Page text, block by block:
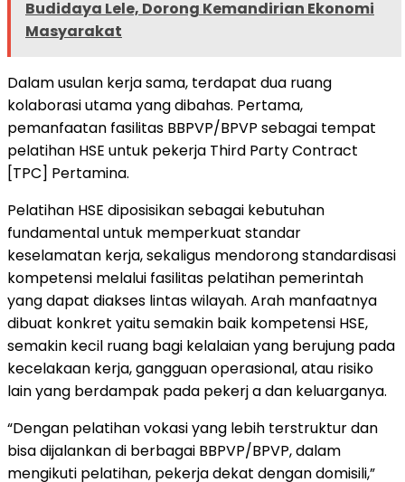
Budidaya Lele, Dorong Kemandirian Ekonomi
Masyarakat
Dalam usulan kerja sama, terdapat dua ruang
kolaborasi utama yang dibahas. Pertama,
pemanfaatan fasilitas BBPVP/BPVP sebagai tempat
pelatihan HSE untuk pekerja Third Party Contract
[TPC] Pertamina.
Pelatihan HSE diposisikan sebagai kebutuhan
fundamental untuk memperkuat standar
keselamatan kerja, sekaligus mendorong standardisasi
kompetensi melalui fasilitas pelatihan pemerintah
yang dapat diakses lintas wilayah. Arah manfaatnya
dibuat konkret yaitu semakin baik kompetensi HSE,
semakin kecil ruang bagi kelalaian yang berujung pada
kecelakaan kerja, gangguan operasional, atau risiko
lain yang berdampak pada pekerj a dan keluarganya.
“Dengan pelatihan vokasi yang lebih terstruktur dan
bisa dijalankan di berbagai BBPVP/BPVP, dalam
mengikuti pelatihan, pekerja dekat dengan domisili,”